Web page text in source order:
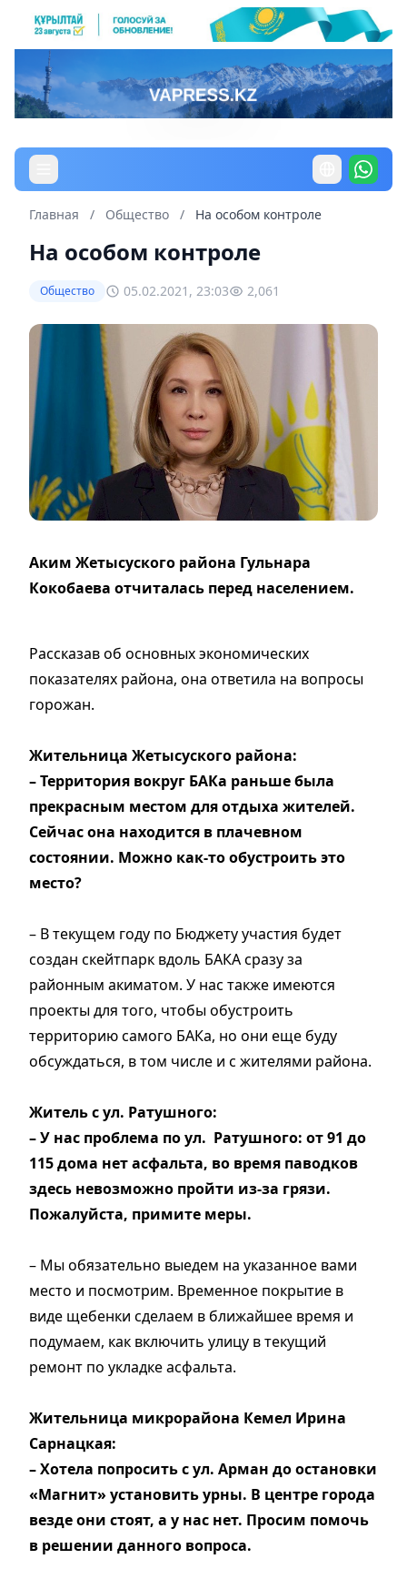
Главная / Общество / На особом контроле
На особом контроле
Общество 05.02.2021, 23:03 2,061
Аким Жетысуского района Гульнара
Кокобаева отчиталась перед населением.
Рассказав об основных экономических
показателях района, она ответила на вопросы
горожан.
Жительница Жетысуского района:
– Территория вокруг БАКа раньше была
прекрасным местом для отдыха жителей.
Сейчас она находится в плачевном
состоянии. Можно как-то обустроить это
место?
– В текущем году по Бюджету участия будет
создан скейтпарк вдоль БАКА сразу за
районным акиматом. У нас также имеются
проекты для того, чтобы обустроить
территорию самого БАКа, но они еще буду
обсуждаться, в том числе и с жителями района.
Житель с ул. Ратушного:
– У нас проблема по ул. Ратушного: от 91 до
115 дома нет асфальта, во время паводков
здесь невозможно пройти из-за грязи.
Пожалуйста, примите меры.
– Мы обязательно выедем на указанное вами
место и посмотрим. Временное покрытие в
виде щебенки сделаем в ближайшее время и
подумаем, как включить улицу в текущий
ремонт по укладке асфальта.
Жительница микрорайона Кемел Ирина
Сарнацкая:
– Хотела попросить с ул. Арман до остановки
«Магнит» установить урны. В центре города
везде они стоят, а у нас нет. Просим помочь
в решении данного вопроса.